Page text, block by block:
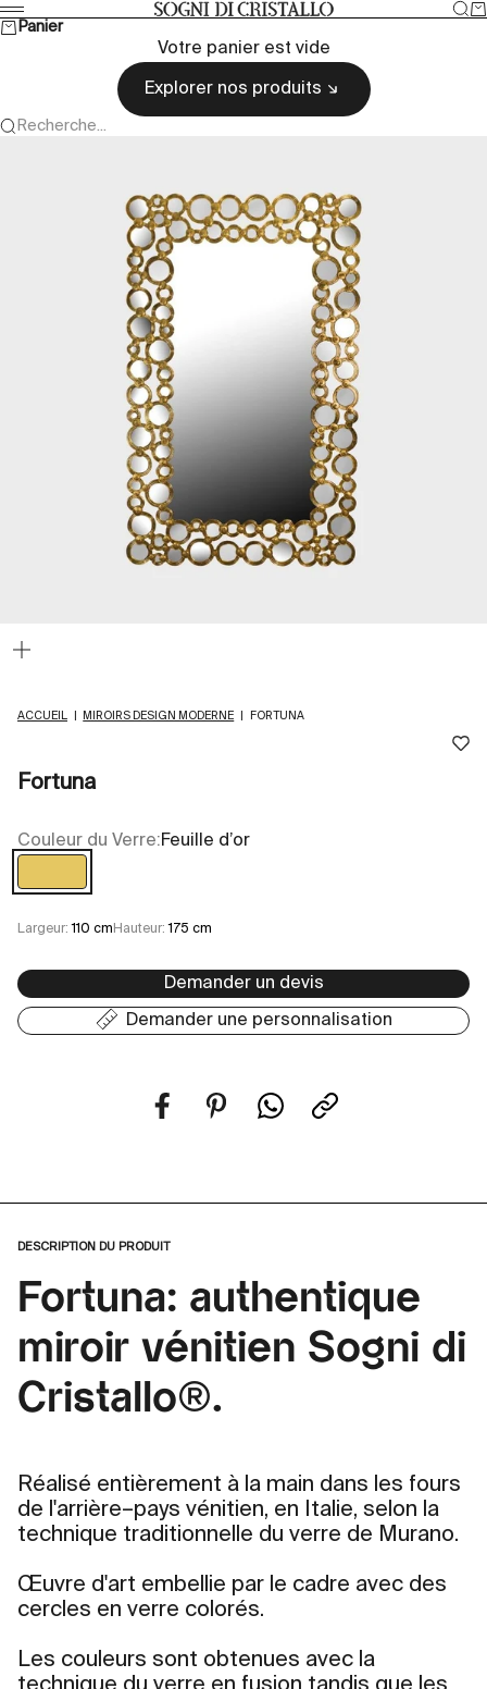
Passer au contenu Sogni di cristallo
Menu
Panier
Votre panier est vide
Explorer nos produits
Recherche...
ACCUEIL MIROIRS DESIGN MODERNE FORTUNA
Fortuna
Couleur du Verre:Feuille d’or
Feuille d’or
Largeur:110 cm Hauteur:175 cm
Demander un devis
Demander une personnalisation
DESCRIPTION DU PRODUIT
Fortuna: authentique
miroir vénitien Sogni di
Cristallo®.
Réalisé entièrement à la main dans les fours
de l'arrière–pays vénitien, en Italie, selon la
technique traditionnelle du verre de Murano.
Œuvre d'art embellie par le cadre avec des
cercles en verre colorés.
Les couleurs sont obtenues avec la